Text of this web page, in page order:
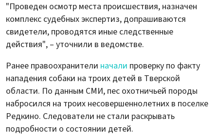
"Проведен осмотр места происшествия, назначен
комплекс судебных экспертиз, допрашиваются
свидетели, проводятся иные следственные
действия", – уточнили в ведомстве.
Ранее правоохранители начали проверку по факту
нападения собаки на троих детей в Тверской
области. По данным СМИ, пес охотничьей породы
набросился на троих несовершеннолетних в поселке
Редкино. Следователи не стали раскрывать
подробности о состоянии детей.